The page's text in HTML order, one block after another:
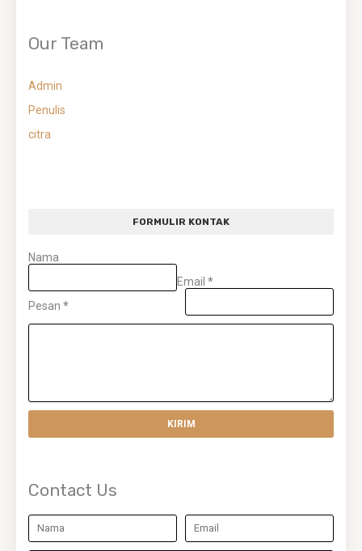
Our Team
Admin
Penulis
citra
FORMULIR KONTAK
Nama
Email *
Pesan *
Contact Us